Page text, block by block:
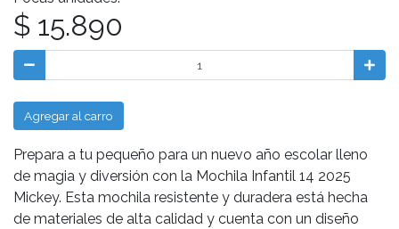
$ 15.890
Agregar al carro
Prepara a tu pequeño para un nuevo año escolar lleno
de magia y diversión con la Mochila Infantil 14 2025
Mickey. Esta mochila resistente y duradera está hecha
de materiales de alta calidad y cuenta con un diseño